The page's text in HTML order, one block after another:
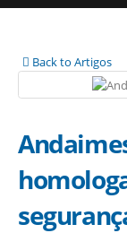
Back to Artigos